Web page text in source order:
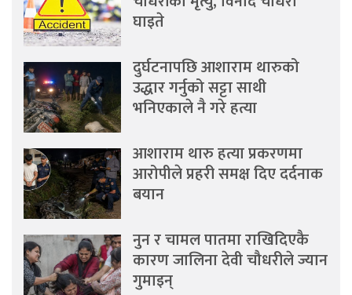
घाइते
दुर्घटनापछि आशाराम थारुको
उद्धार गर्नुको सट्टा साथी
भनिएकाले नै गरे हत्या
आशाराम थारु हत्या प्रकरणमा
आरोपीले प्रहरी समक्ष दिए दर्दनाक
बयान
नुन र चामल पातमा राखिदिएकै
कारण जालिना देवी चौधरीले ज्यान
गुमाइन्